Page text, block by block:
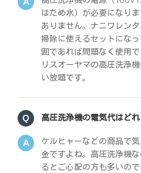
はため水）が必要になり
ありません。ナニワレン
掃除に使えるセットにな
囲であれば問題なく使用
リスオーヤマの高圧洗浄
い放題です。
高圧洗浄機の電気代はど
ケルヒャーなどの商品で
金ですよね。高圧洗浄機
るとご心配の方も多いの